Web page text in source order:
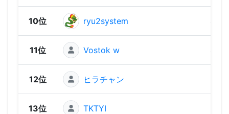
10位 ryu2system
11位 Vostok w
12位 ヒラチャン
13位 TKTYI